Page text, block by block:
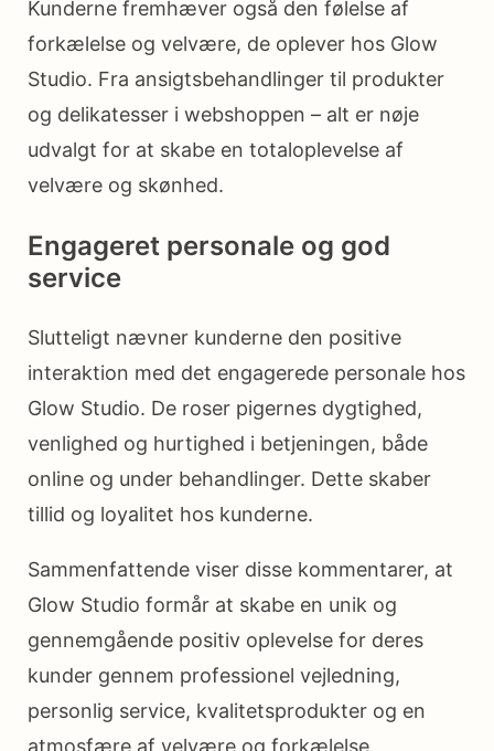
Kunderne fremhæver også den følelse af
forkælelse og velvære, de oplever hos Glow
Studio. Fra ansigtsbehandlinger til produkter
og delikatesser i webshoppen – alt er nøje
udvalgt for at skabe en totaloplevelse af
velvære og skønhed.
Engageret personale og god
service
Slutteligt nævner kunderne den positive
interaktion med det engagerede personale hos
Glow Studio. De roser pigernes dygtighed,
venlighed og hurtighed i betjeningen, både
online og under behandlinger. Dette skaber
tillid og loyalitet hos kunderne.
Sammenfattende viser disse kommentarer, at
Glow Studio formår at skabe en unik og
gennemgående positiv oplevelse for deres
kunder gennem professionel vejledning,
personlig service, kvalitetsprodukter og en
atmosfære af velvære og forkælelse.